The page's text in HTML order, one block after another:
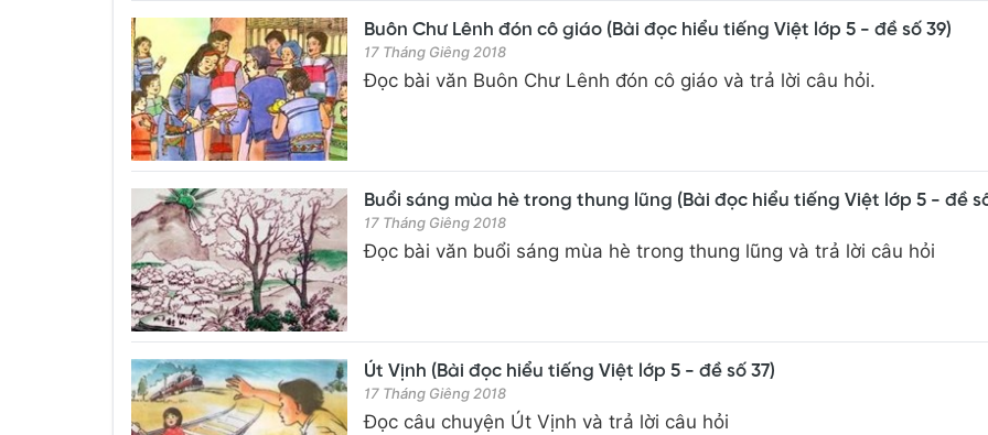
Buôn Chư Lênh đón cô giáo (Bài đọc hiểu tiếng Việt lớp 5 - đề số 39)
17 Tháng Giêng 2018
Đọc bài văn Buôn Chư Lênh đón cô giáo và trả lời câu hỏi.
Buổi sáng mùa hè trong thung lũng (Bài đọc hiểu tiếng Việt lớp 5 - đề
17 Tháng Giêng 2018
Đọc bài văn buổi sáng mùa hè trong thung lũng và trả lời câu hỏi
Út Vịnh (Bài đọc hiểu tiếng Việt lớp 5 - đề số 37)
17 Tháng Giêng 2018
Đọc câu chuyện Út Vịnh và trả lời câu hỏi